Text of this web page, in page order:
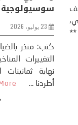
كتب: منذر
الحضاري، **
** وإعادة
العالم، يدخل